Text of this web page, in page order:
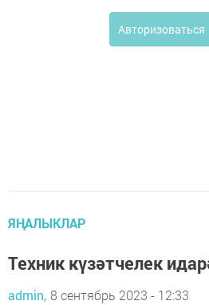
Авторизоваться
ЯҢАЛЫКЛАР
Техник күзәтчелек
admin, 8 сентябрь 2023 - 12:33